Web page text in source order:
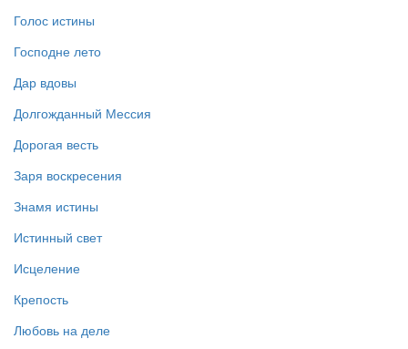
Голос истины
Господне лето
Дар вдовы
Долгожданный Мессия
Дорогая весть
Заря воскресения
Знамя истины
Истинный свет
Исцеление
Крепость
Любовь на деле